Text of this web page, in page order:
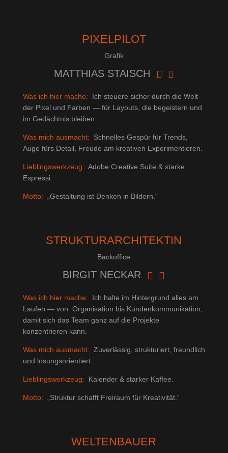
PIXELPILOT
Grafik
MATTHIAS STAISCH  
Was ich hier mache:
Ich steuere sicher durch die Welt
der Pixel und Farben — für Layouts, die begeistern und
im Gedächtnis bleiben.
Was mich ausmacht:
Schnelles Gespür für Trends,
Auge fürs Detail, Freude am kreativen Experimentieren.
Lieblingswerkzeug: Adobe Creative Suite & starke
Espressi.
Motto: „Gestaltung ist Denken in Bildern.“
STRUKTURARCHITEKTIN
Backoffice
BIRGIT NECKAR  
Was ich hier mache:
Ich halte im Hintergrund alles am
Laufen — von Organisation bis Kundenkommunikation,
damit sich das Team ganz auf die Projekte
konzentrieren kann.
Was mich ausmacht: Zuverlässig, strukturiert, freundlich
und lösungsorientiert.
Lieblingswerkzeug: Kalender & starker Kaffee.
Motto: „Struktur schafft Freiraum für Kreativität.“
WELTENBAUER